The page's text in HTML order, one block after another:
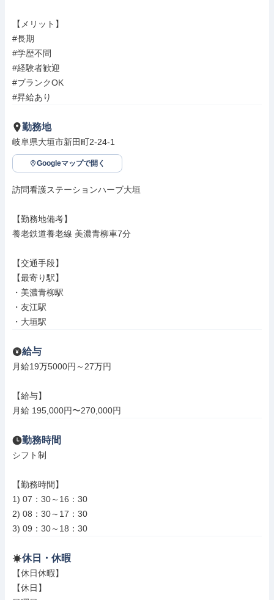
【メリット】
#長期
#学歴不問
#経験者歓迎
#ブランクOK
#昇給あり
勤務地
岐阜県大垣市新田町2-24-1
Googleマップで開く
訪問看護ステーションハーブ大垣
【勤務地備考】
養老鉄道養老線 美濃青柳車7分
【交通手段】
【最寄り駅】
・美濃青柳駅
・友江駅
・大垣駅
給与
月給19万5000円～27万円
【給与】
月給 195,000円〜270,000円
勤務時間
シフト制
【勤務時間】
1) 07：30～16：30
2) 08：30～17：30
3) 09：30～18：30
休日・休暇
【休日休暇】
【休日】